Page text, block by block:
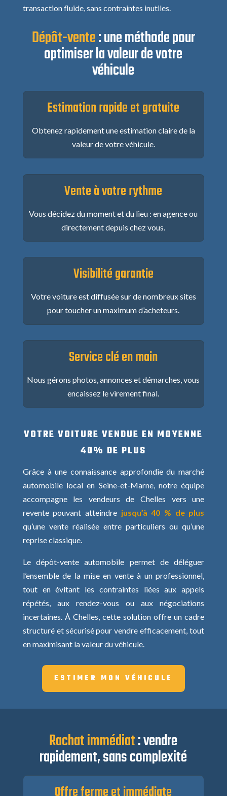
transaction fluide, sans contraintes inutiles.
Dépôt-vente: une méthode pour
optimiser la valeur de votre
véhicule
Estimation rapide et gratuite
Obtenez rapidement une estimation claire de la
valeur de votre véhicule.
Vente à votre rythme
Vous décidez du moment et du lieu : en agence ou
directement depuis chez vous.
Visibilité garantie
Votre voiture est diffusée sur de nombreux sites
pour toucher un maximum d’acheteurs.
Service clé en main
Nous gérons photos, annonces et démarches, vous
encaissez le virement final.
VOTRE VOITURE VENDUE EN MOYENNE
40% DE PLUS
Grâce à une connaissance approfondie du marché
automobile local en Seine-et-Marne, notre équipe
accompagne les vendeurs de Chelles vers une
revente pouvant atteindre jusqu’à 40 % de plus
qu’une vente réalisée entre particuliers ou qu’une
reprise classique.
Le dépôt-vente automobile permet de déléguer
l’ensemble de la mise en vente à un professionnel,
tout en évitant les contraintes liées aux appels
répétés, aux rendez-vous ou aux négociations
incertaines. À Chelles, cette solution offre un cadre
structuré et sécurisé pour vendre efficacement, tout
en maximisant la valeur du véhicule.
ESTIMER MON VÉHICULE
Rachat immédiat: vendre
rapidement, sans complexité